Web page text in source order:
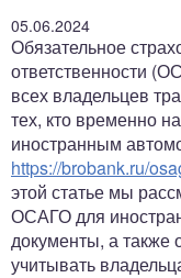
05.06.2024
Обязательное
ответственности
всех владельцев
тех, кто временно
иностранным
https://brobank.ru/
этой статье мы
ОСАГО для
документы, а также
учитывать